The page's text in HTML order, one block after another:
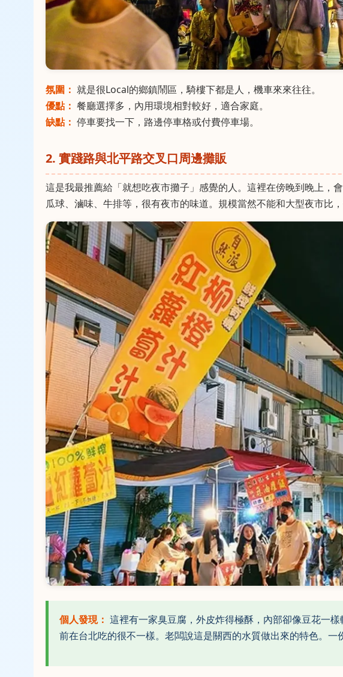
氛圍： 就是很Local的鄉鎮鬧區，騎樓下都是人，機車來來往往。
優點： 餐廳選擇多，內用環境相對較好，適合家庭。
缺點： 停車要找一下，路邊停車格或付費停車場。
2. 實踐路與北平路交叉口周邊攤販
這是我最推薦給「就想吃夜市攤子」感覺的人。這裡在傍晚到晚上，
瓜球、滷味、牛排等，很有夜市的味道。規模當然不能和大型夜市比
個人發現： 這裡有一家臭豆腐，外皮炸得極酥，內部卻像豆花一
前在台北吃的很不一樣。老闆說這是關西的水質做出來的特色。一